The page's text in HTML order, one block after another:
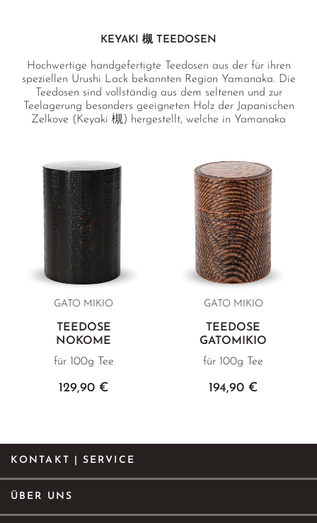
KEYAKI 槻 TEEDOSEN
Hochwertige handgefertigte Teedosen aus der für ihren
speziellen Urushi Lack bekannten Region Yamanaka. Die
Teedosen sind vollständig aus dem seltenen und zur
Teelagerung besonders geeigneten Holz der Japanischen
Zelkove (Keyaki 槻) hergestellt, welche in Yamanaka
besonders glatte und edle Oberfläche welche zusammen
mit der passgenauen Handverarbeitung im Inneren ein für
edle Tees optimales Mikroklima schafft.
GATO MIKIO
TEEDOSE
NOKOME
für 100g Tee
129,90 €
GATO MIKIO
TEEDOSE
GATOMIKIO
für 100g Tee
194,90 €
KONTAKT | SERVICE
ÜBER UNS